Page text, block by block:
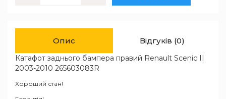
Опис Відгуків (0)
Катафот заднього бампера правий Renault Scenic II
2003-2010 265603083R
Хороший стан!